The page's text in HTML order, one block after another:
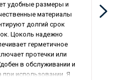
удобные размеры и
материалы
долгий срок
Цоколь надежно
герметичное
протечки или
в обслуживании и
использовании. Я